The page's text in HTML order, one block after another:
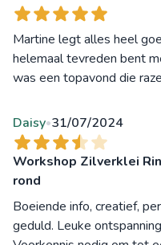
Martine legt alles heel
helemaal tevreden bent
was een topavond die
Daisy•31/07/2024
Workshop Zilverklei
rond
Boeiende info, creatief,
geduld. Leuke